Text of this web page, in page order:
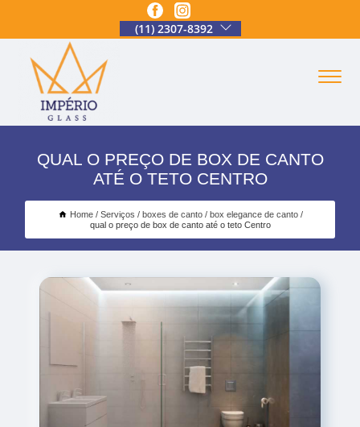
(11) 2307-8392
QUAL O PREÇO DE BOX DE CANTO
ATÉ O TETO CENTRO
Home Serviços boxes de canto
box elegance de canto
qual o preço de box de canto até o teto Centro